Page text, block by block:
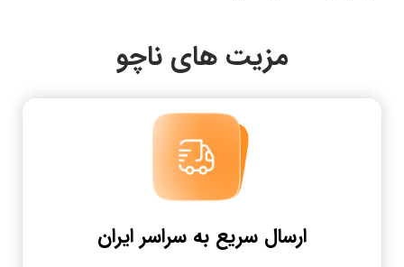
مزیت های ناچو
ارسال سریع به سراسر ایران